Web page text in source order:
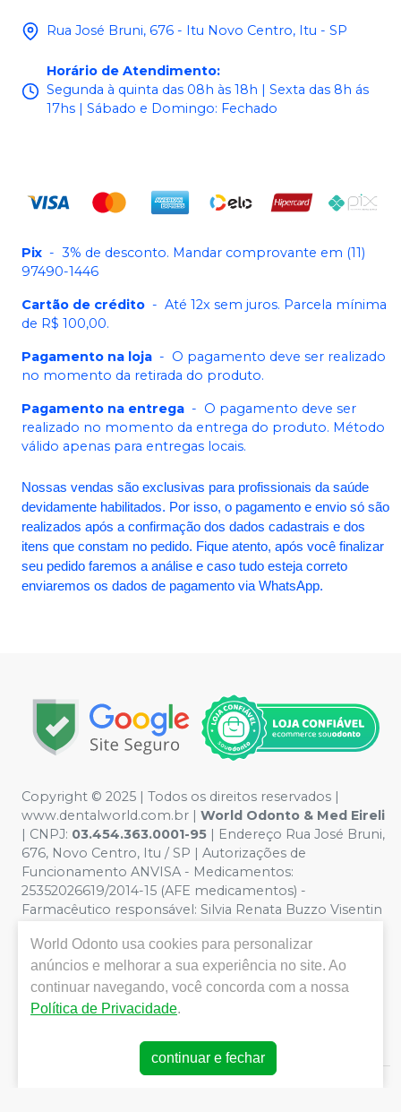
Rua José Bruni, 676 - Itu Novo Centro, Itu - SP
Horário de Atendimento:
Segunda à quinta das 08h às 18h | Sexta das 8h ás
17hs | Sábado e Domingo: Fechado
Pix - 3% de desconto. Mandar comprovante em (11)
97490-1446
Cartão de crédito - Até 12x sem juros. Parcela mínima
de R$ 100,00.
Pagamento na loja - O pagamento deve ser realizado
no momento da retirada do produto.
Pagamento na entrega - O pagamento deve ser
realizado no momento da entrega do produto. Método
válido apenas para entregas locais.
Nossas vendas são exclusivas para profissionais da saúde
devidamente habilitados. Por isso, o pagamento e envio só são
realizados após a confirmação dos dados cadastrais e dos
itens que constam no pedido. Fique atento, após você finalizar
seu pedido faremos a análise e caso tudo esteja correto
enviaremos os dados de pagamento via WhatsApp.
Copyright © 2025 | Todos os direitos reservados |
www.dentalworld.com.br | World Odonto & Med Eireli
| CNPJ: 03.454.363.0001-95 | Endereço Rua José Bruni,
676, Novo Centro, Itu / SP | Autorizações de
Funcionamento ANVISA - Medicamentos:
25352026619/2014-15 (AFE medicamentos) -
Farmacêutico responsável: Silvia Renata Buzzo Visentin
Segurança - Fotos meramente ilustrativas - Os preços e
condições da loja virtual estão sujeitos a alterações. Em
caso de divergência de preços no site, o valor válido é o
do Carrinho de Compra. Não vendemos por atacado,
compras de grandes volumes pelo site.
World Odonto usa cookies para personalizar
anúncios e melhorar a sua experiência no site. Ao
continuar navegando, você concorda com a nossa
Política de Privacidade.
continuar e fechar